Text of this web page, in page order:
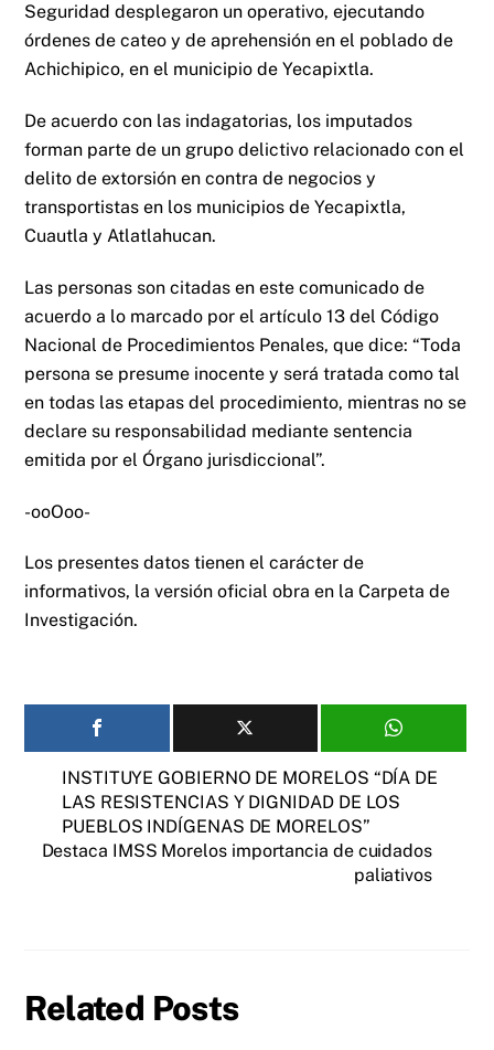
Seguridad desplegaron un operativo, ejecutando
órdenes de cateo y de aprehensión en el poblado de
Achichipico, en el municipio de Yecapixtla.
De acuerdo con las indagatorias, los imputados
forman parte de un grupo delictivo relacionado con el
delito de extorsión en contra de negocios y
transportistas en los municipios de Yecapixtla,
Cuautla y Atlatlahucan.
Las personas son citadas en este comunicado de
acuerdo a lo marcado por el artículo 13 del Código
Nacional de Procedimientos Penales, que dice: “Toda
persona se presume inocente y será tratada como tal
en todas las etapas del procedimiento, mientras no se
declare su responsabilidad mediante sentencia
emitida por el Órgano jurisdiccional”.
-ooOoo-
Los presentes datos tienen el carácter de
informativos, la versión oficial obra en la Carpeta de
Investigación.
INSTITUYE GOBIERNO DE MORELOS “DÍA DE
LAS RESISTENCIAS Y DIGNIDAD DE LOS
PUEBLOS INDÍGENAS DE MORELOS”
Destaca IMSS Morelos importancia de cuidados
paliativos
Related Posts